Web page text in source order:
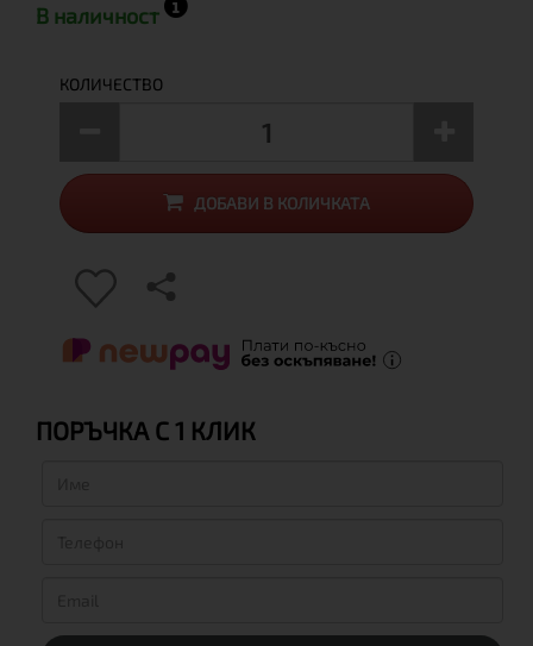
В наличност
КОЛИЧЕСТВО
ДОБАВИ В КОЛИЧКАТА
ПОРЪЧКА С 1 КЛИК